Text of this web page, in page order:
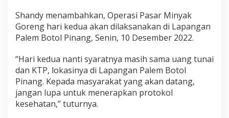
Shandy menambahkan, Operasi Pasar Minyak
Goreng hari kedua akan dilaksanakan di Lapangan
Palem Botol Pinang, Senin, 10 Desember 2022.
“Hari kedua nanti syaratnya masih sama uang tunai
dan KTP, lokasinya di Lapangan Palem Botol
Pinang. Kepada masyarakat yang akan datang,
jangan lupa untuk menerapkan protokol
kesehatan,” tuturnya.